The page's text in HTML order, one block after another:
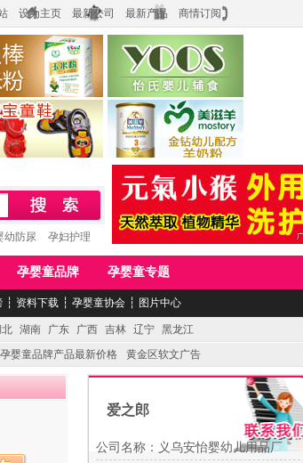
设为主页 最新公司 最新产品 商情订阅
西贝棒儿童食品 上海怡氏食品科技有限公司
湖南美滋生物科技有限公司
幼防尿 孕妇护理
孕婴童品牌 孕婴童专题
┆ 资料下载 ┆ 孕婴童协会 ┆ 图片中心
湖南 广东 广西 吉林 辽宁 黑龙江
孕婴童品牌产品最新价格 黄金区软文广告
爱之郎
公司名称：义乌安怡婴幼儿用品厂